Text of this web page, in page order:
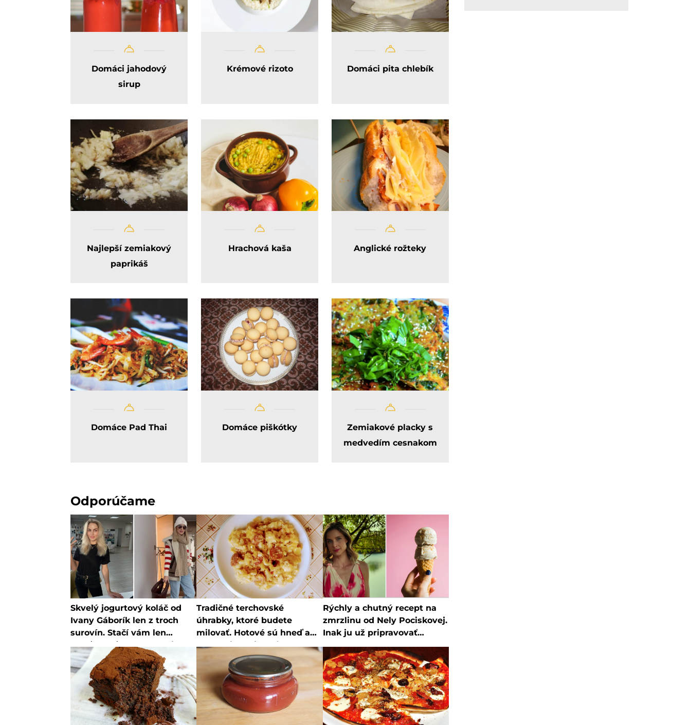
Domáci jahodový
sirup
Krémové rizoto Domáci pita chlebík
Najlepší zemiakový
paprikáš
Hrachová kaša Anglické rožteky
Domáce Pad Thai Domáce piškótky
Zemiakové placky s
medvedím cesnakom
Odporúčame
Skvelý jogurtový koláč od
Ivany Gáborík len z troch
surovín. Stačí vám len
chvíľka voľného času a je
hotový
Tradičné terchovské
úhrabky, ktoré budete
milovať. Hotové sú hneď a
budete ich milovať
Rýchly a chutný recept na
zmrzlinu od Nely Pociskovej.
Inak ju už pripravovať
nebudete